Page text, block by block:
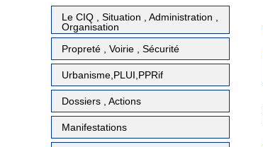
Le CIQ , Situation , Administration ,
Organisation
Propreté , Voirie , Sécurité
Urbanisme,PLUI,PPRif
Dossiers , Actions
Manifestations